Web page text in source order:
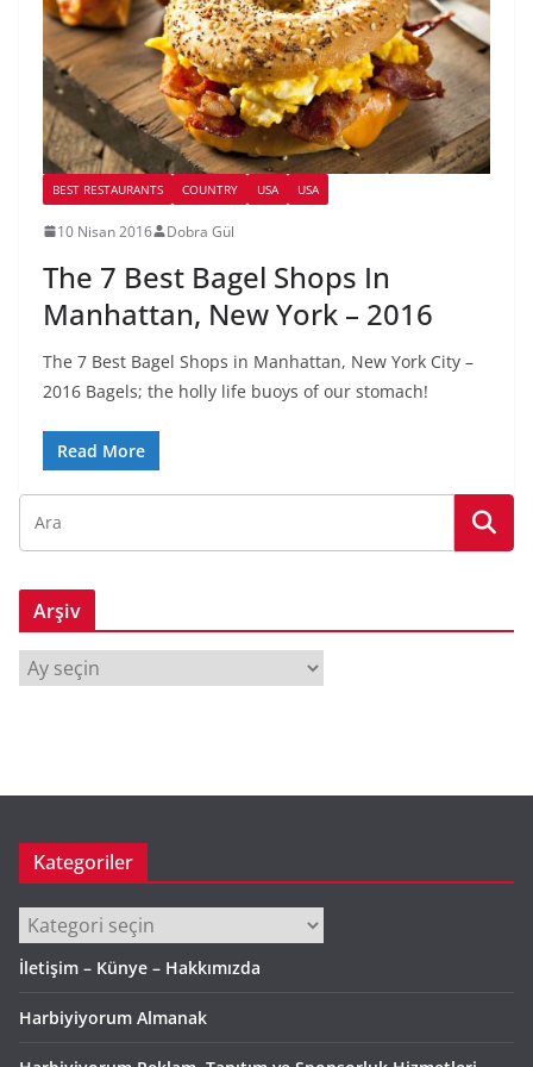
BEST RESTAURANTS COUNTRY USA USA
10 Nisan 2016 Dobra Gül
The 7 Best Bagel Shops In
Manhattan, New York – 2016
The 7 Best Bagel Shops in Manhattan, New York City –
2016 Bagels; the holly life buoys of our stomach!
Read More
Arşiv
r
Kategoriler
Kategoriler
İletişim – Künye – Hakkımızda
Harbiyiyorum Almanak